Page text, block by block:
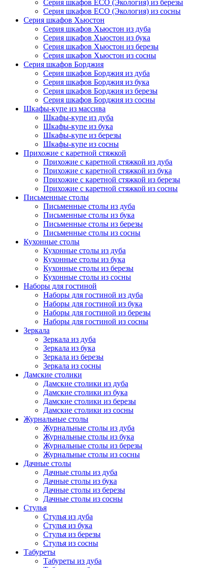
Серия шкафов ECO (Экология) из березы
Серия шкафов ECO (Экология) из сосны
Серия шкафов Хьюстон
Серия шкафов Хьюстон из дуба
Серия шкафов Хьюстон из бука
Серия шкафов Хьюстон из березы
Серия шкафов Хьюстон из сосны
Серия шкафов Борджия
Серия шкафов Борджия из дуба
Серия шкафов Борджия из бука
Серия шкафов Борджия из березы
Серия шкафов Борджия из сосны
Шкафы-купе из массива
Шкафы-купе из дуба
Шкафы-купе из бука
Шкафы-купе из березы
Шкафы-купе из сосны
Прихожие с каретной стяжкой
Прихожие с каретной стяжкой из дуба
Прихожие с каретной стяжкой из бука
Прихожие с каретной стяжкой из березы
Прихожие с каретной стяжкой из сосны
Письменные столы
Письменные столы из дуба
Письменные столы из бука
Письменные столы из березы
Письменные столы из сосны
Кухонные столы
Кухонные столы из дуба
Кухонные столы из бука
Кухонные столы из березы
Кухонные столы из сосны
Наборы для гостиной
Наборы для гостиной из дуба
Наборы для гостиной из бука
Наборы для гостиной из березы
Наборы для гостиной из сосны
Зеркала
Зеркала из дуба
Зеркала из бука
Зеркала из березы
Зеркала из сосны
Дамские столики
Дамские столики из дуба
Дамские столики из бука
Дамские столики из березы
Дамские столики из сосны
Журнальные столы
Журнальные столы из дуба
Журнальные столы из бука
Журнальные столы из березы
Журнальные столы из сосны
Дачные столы
Дачные столы из дуба
Дачные столы из бука
Дачные столы из березы
Дачные столы из сосны
Стулья
Стулья из дуба
Стулья из бука
Стулья из березы
Стулья из сосны
Табуреты
Табуреты из дуба